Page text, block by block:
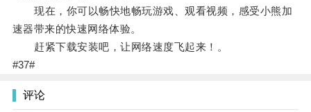
现在，你可以畅快地畅玩游戏、观看视频，感受小熊加
速器带来的快速网络体验。
赶紧下载安装吧，让网络速度飞起来！。
#37#
评论